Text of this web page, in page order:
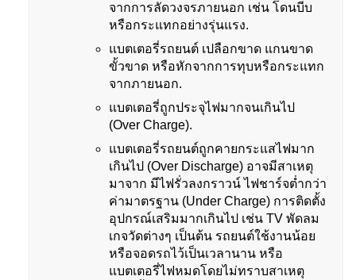
จากการลัดวงจรภายนอก เช่น โดนบีบ
หรือกระแทกอย่างรุ่นแรง.
แบตเตอรี่รถยนต์ เปลือกขาด แกนขาด
ขั้วขาด หรือหักจากการทุบหรือกระแทก
จากภายนอก.
แบตเตอรี่ถูกประจุไฟมากจนเกินไป
(Over Charge).
แบตเตอรี่รถยนต์ถูกคายกระแสไฟมาก
เกินไป (Over Discharge) อาจมีสาเหตุ
มาจาก มีไฟรั่วลงกราวน์ ไฟชาร์จต่ำกว่า
ค่ามาตรฐาน (Under Charge) การติดตั้ง
อุปกรณ์เสริมมากเกินไป เช่น TV พัดลม
เกจวัดต่างๆ เป็นต้น รถยนต์ใช้งานน้อย
หรือจอดรถไว้เป็นเวลานาน หรือ
แบตเตอรี่ไฟหมดโดยไม่ทราบสาเหตุ